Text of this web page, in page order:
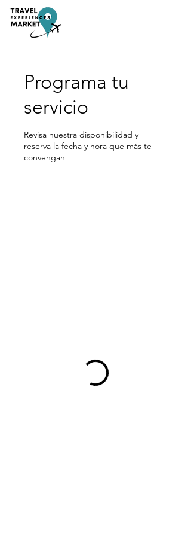
Programa tu
servicio
Revisa nuestra disponibilidad y
reserva la fecha y hora que más te
convengan